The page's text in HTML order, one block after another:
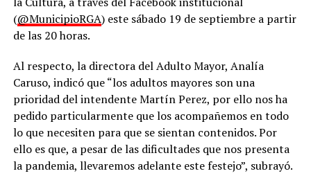
(@MunicipioRGA) este sábado 19 de septiembre a partir
de las 20 horas.
Al respecto, la directora del Adulto Mayor, Analía
Caruso, indicó que “los adultos mayores son una
prioridad del intendente Martín Perez, por ello nos ha
pedido particularmente que los acompañemos en todo
lo que necesiten para que se sientan contenidos. Por
ello es que, a pesar de las dificultades que nos presenta
la pandemia, llevaremos adelante este festejo”, subrayó.